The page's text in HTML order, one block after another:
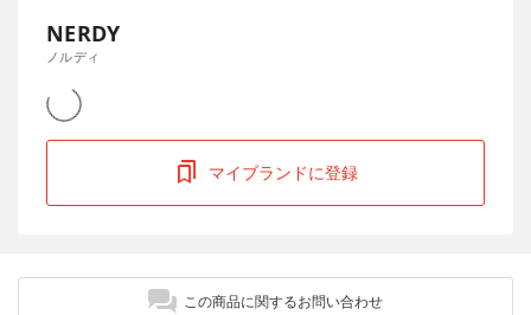
NERDY
ノルディ
マイブランドに登録
この商品に関するお問い合わせ